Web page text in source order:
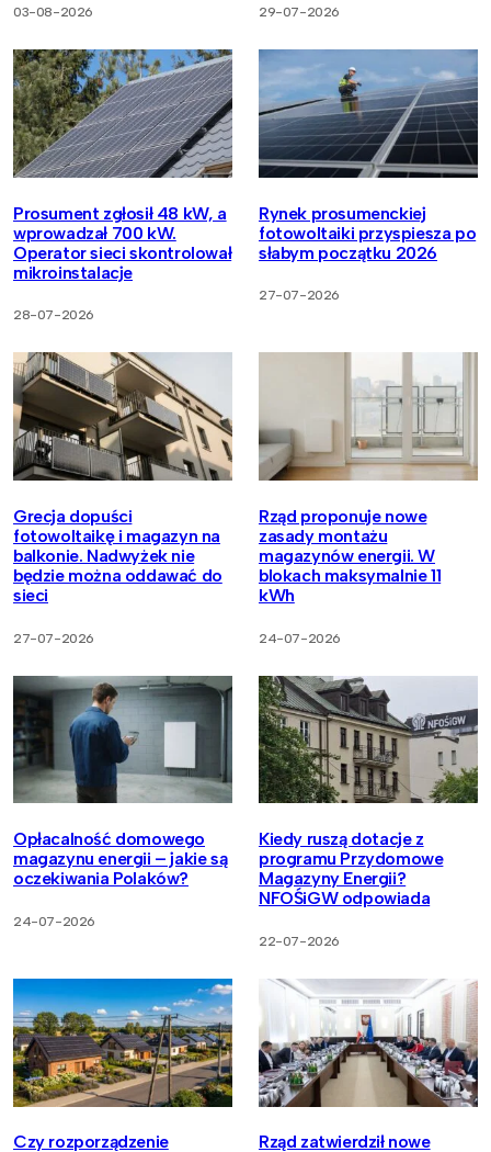
03-08-2026 29-07-2026
Prosument zgłosił 48 kW, a
wprowadzał 700 kW.
Operator sieci skontrolował
mikroinstalacje
28-07-2026
Rynek prosumenckiej
fotowoltaiki przyspiesza po
słabym początku 2026
27-07-2026
Grecja dopuści
fotowoltaikę i magazyn na
balkonie. Nadwyżek nie
będzie można oddawać do
sieci
27-07-2026
Rząd proponuje nowe
zasady montażu
magazynów energii. W
blokach maksymalnie 11
kWh
24-07-2026
Opłacalność domowego
magazynu energii – jakie są
oczekiwania Polaków?
24-07-2026
Kiedy ruszą dotacje z
programu Przydomowe
Magazyny Energii?
NFOŚiGW odpowiada
22-07-2026
Czy rozporządzenie
Rząd zatwierdził nowe